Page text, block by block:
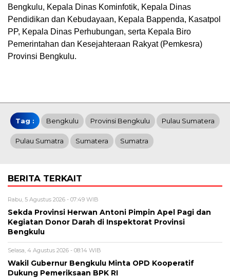
Bengkulu, Kepala Dinas Kominfotik, Kepala Dinas
Pendidikan dan Kebudayaan, Kepala Bappenda, Kasatpol
PP, Kepala Dinas Perhubungan, serta Kepala Biro
Pemerintahan dan Kesejahteraan Rakyat (Pemkesra)
Provinsi Bengkulu.
Tag : Bengkulu Provinsi Bengkulu Pulau Sumatera
Pulau Sumatra Sumatera Sumatra
BERITA TERKAIT
Rabu, 5 Agustus 2026 - 07:49 WIB
Sekda Provinsi Herwan Antoni Pimpin Apel Pagi dan
Kegiatan Donor Darah di Inspektorat Provinsi
Bengkulu
Selasa, 4 Agustus 2026 - 08:14 WIB
Wakil Gubernur Bengkulu Minta OPD Kooperatif
Dukung Pemeriksaan BPK RI